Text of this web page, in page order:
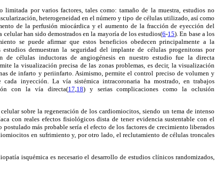
por varios factores, tales como: tamaño de la muestra, estudios no
heterogeneidad en el número y tipo de células utilizado, así como
de la perfusión miocárdica y el aumento de la fracción de eyección del
han sido demostrados en la mayoría de los estudios(6-15). En base a los
se puede afirmar que estos beneficios obedecen principalmente a la
demuestran la seguridad del implante de células progenitoras por
células inductoras de angiogénesis en nuestro estudio fue la directa
la visualización precisa de las zonas problemas, es decir, la visualización
de infarto y periinfarto. Asimismo, permite el control preciso de volumen y
inyección. La vía sistémica intracoronaria ha mostrado, en trabajos
con la vía directa(17 18) y serias complicaciones como la oclusión
sobre la regeneración de los cardiomiocitos, siendo un tema de intenso
con reales efectos fisiológicos dista de tener evidencia sustentable con el
más probable sería el efecto de los factores de crecimiento liberados
en sufrimiento y, por otro lado, el reclutamiento de células troncales
isquémica es necesario el desarrollo de estudios clínicos randomizados,